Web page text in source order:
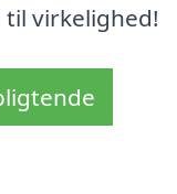
virkelighed!